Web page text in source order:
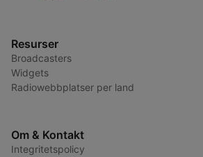
Resurser
Broadcasters
Widgets
Radiowebbplatser per land
Om & Kontakt
Integritetspolicy